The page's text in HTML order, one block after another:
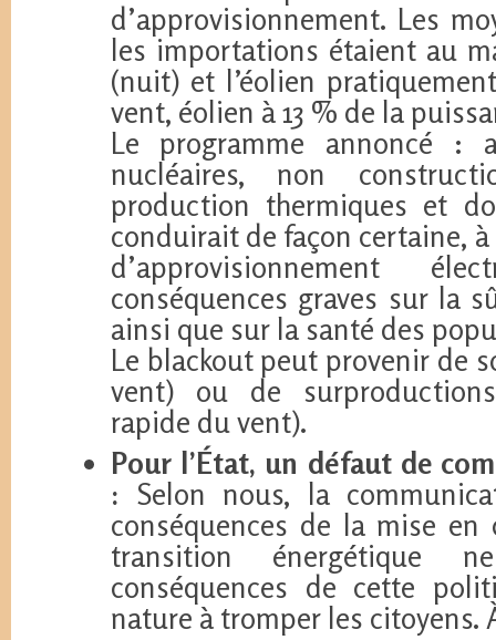
d’approvisionnement. Les
les importations étaient au
(nuit) et l’éolien
vent, éolien à 13 % de la
Le programme annoncé :
nucléaires, non
production thermiques et
conduirait de façon certaine,
d’approvisionnement
conséquences graves sur la
ainsi que sur la santé des
Le blackout peut provenir de
vent) ou de
rapide du vent).
Pour l’État, un défaut de
: Selon nous, la
conséquences de la mise
transition énergétique
conséquences de cette
nature à tromper les